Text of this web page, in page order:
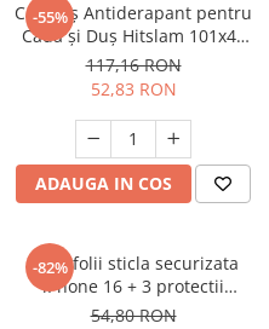
-55%
Covoraș Antiderapant pentru
Cadă și Duș Hitslam 101x40
cm, Extra Lung, Ventuze
Puternice, BPA Free,
Antimucegai, Lavabil la
Mașină, Alb
117,16 RON
52,83 RON
ADAUGA IN COS
-82%
set 3 folii sticla securizata
iPhone 16 + 3 protectii
camera, 9H+ tempered glass,
54,80 RON